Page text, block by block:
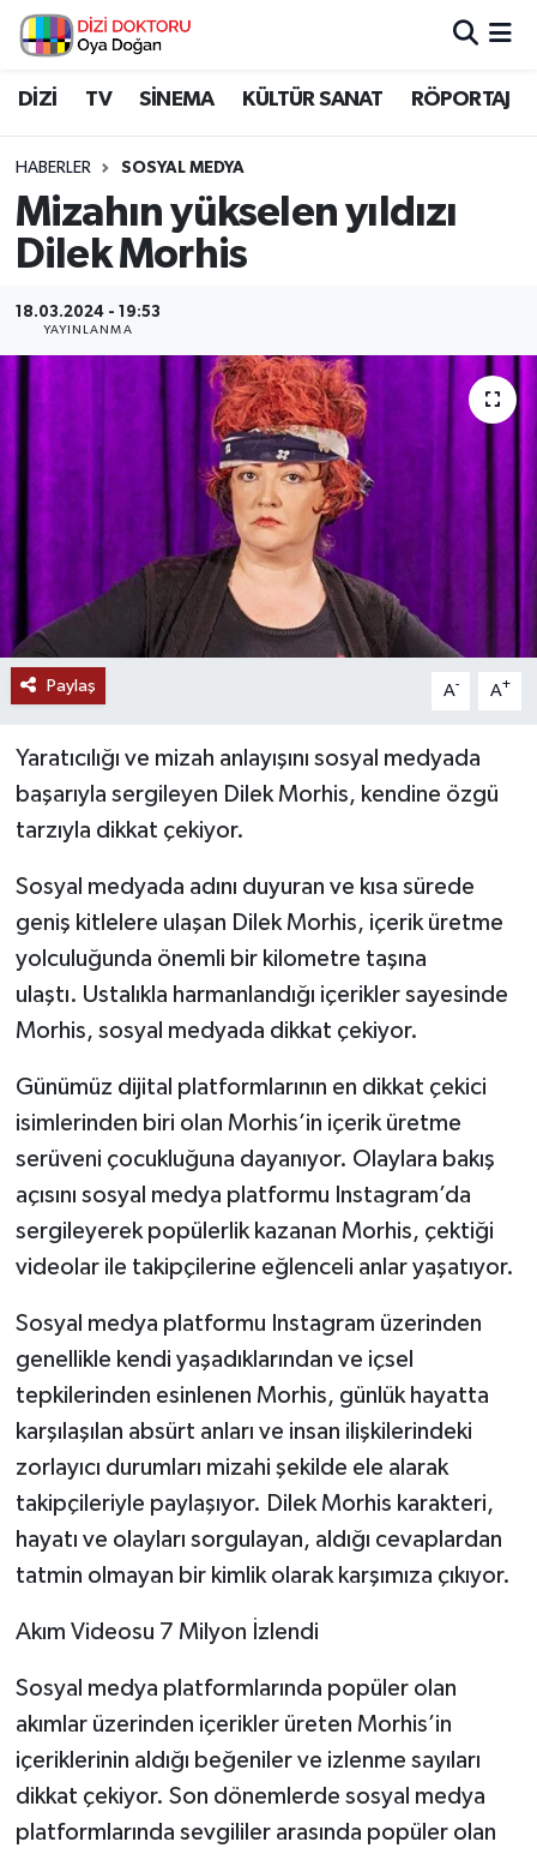
DİZİ TV SİNEMA KÜLTÜR SANAT RÖPORTAJ
HABERLER SOSYAL MEDYA
Mizahın yükselen yıldızı
Dilek Morhis
18.03.2024 - 19:53
YAYINLANMA
Paylaş A- A+
Yaratıcılığı ve mizah anlayışını sosyal medyada
başarıyla sergileyen Dilek Morhis, kendine özgü
tarzıyla dikkat çekiyor.
Sosyal medyada adını duyuran ve kısa sürede
geniş kitlelere ulaşan Dilek Morhis, içerik üretme
yolculuğunda önemli bir kilometre taşına
ulaştı. Ustalıkla harmanlandığı içerikler sayesinde
Morhis, sosyal medyada dikkat çekiyor.
Günümüz dijital platformlarının en dikkat çekici
isimlerinden biri olan Morhis’in içerik üretme
serüveni çocukluğuna dayanıyor. Olaylara bakış
açısını sosyal medya platformu Instagram’da
sergileyerek popülerlik kazanan Morhis, çektiği
videolar ile takipçilerine eğlenceli anlar yaşatıyor.
Sosyal medya platformu Instagram üzerinden
genellikle kendi yaşadıklarından ve içsel
tepkilerinden esinlenen Morhis, günlük hayatta
karşılaşılan absürt anları ve insan ilişkilerindeki
zorlayıcı durumları mizahi şekilde ele alarak
takipçileriyle paylaşıyor. Dilek Morhis karakteri,
hayatı ve olayları sorgulayan, aldığı cevaplardan
tatmin olmayan bir kimlik olarak karşımıza çıkıyor.
Akım Videosu 7 Milyon İzlendi
Sosyal medya platformlarında popüler olan
akımlar üzerinden içerikler üreten Morhis’in
içeriklerinin aldığı beğeniler ve izlenme sayıları
dikkat çekiyor. Son dönemlerde sosyal medya
platformlarında sevgililer arasında popüler olan
İstanbul Nöbetçi Eczaneler
İstanbul Namaz Vakitleri
İstanbul Trafik Yoğunluk Haritası
Süper Lig Puan Durumu ve Fikstür
Tüm Manşetler
Son Dakika Haberleri